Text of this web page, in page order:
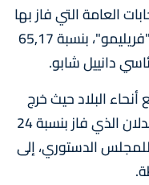
العامة التي فاز بها
الحزب الحاكم، جبهة تحرير موزمبيق "فريليمو"، بنسبة 65,17
دانييل شابو.
البلاد حيث خرج
أنصار مرشح المعارضة فينانسيو موندلان الذي فاز بنسبة 24
الدستوري، إلى